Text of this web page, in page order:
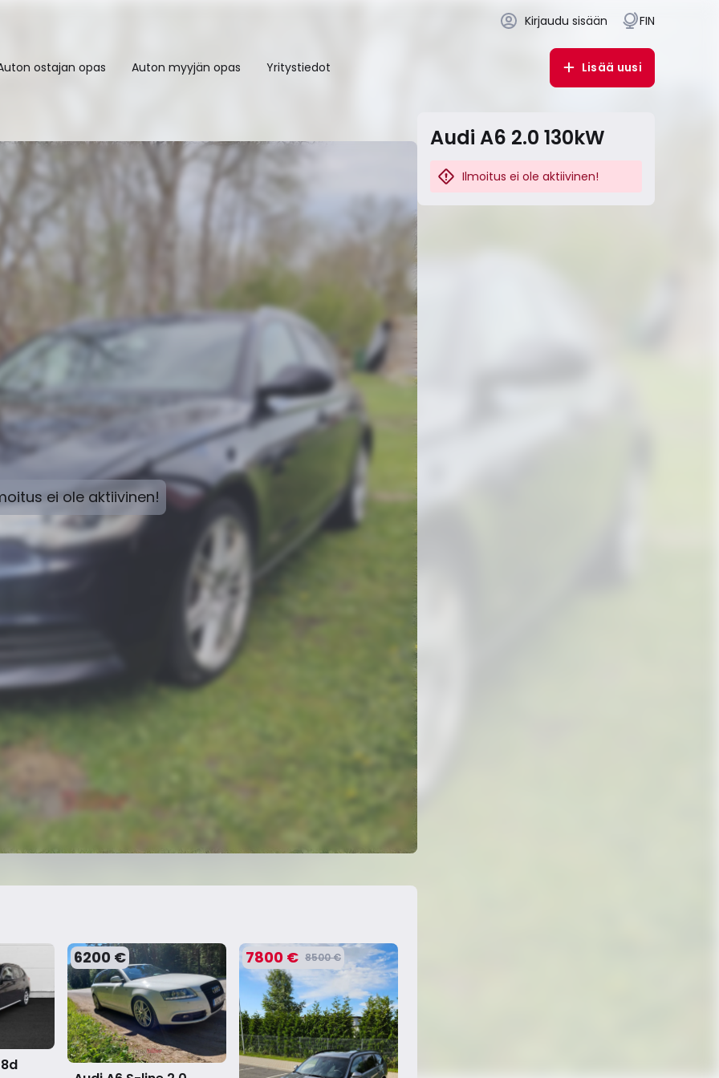
Kirjaudu sisään FIN
ostajan opas Auton myyjän opas Yritystiedot Lisää uusi
ei ole aktiivinen!
6200 € 7800 € 8500 €
Audi A6 2.0 130kW
Ilmoitus ei ole aktiivinen!